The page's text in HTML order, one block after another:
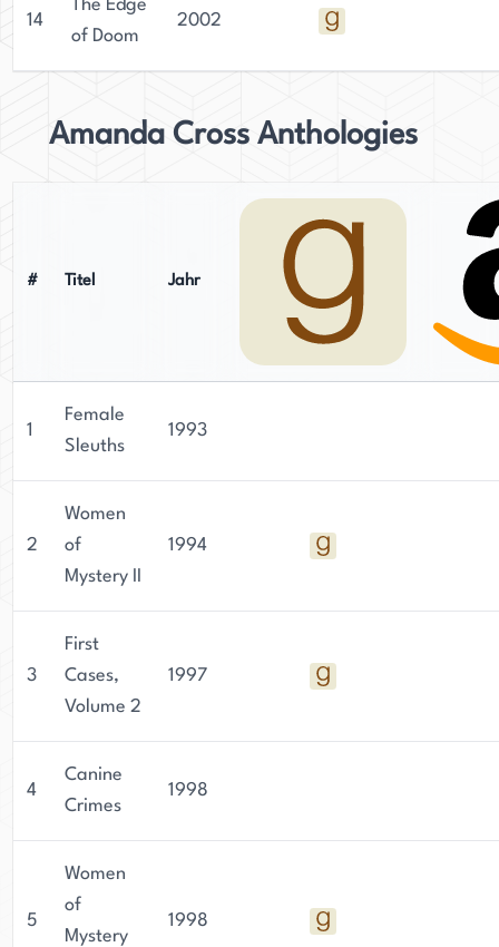
14
The Edge
of Doom
2002
Amanda Cross Anthologies
# Titel Jahr
1
Female
Sleuths
1993
2
Women
of
Mystery II
1994
3
First
Cases,
Volume 2
1997
4
Canine
Crimes
1998
5
Women
of
Mystery
1998